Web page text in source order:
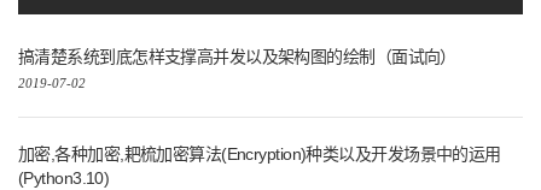
搞清楚系统到底怎样支撑高并发以及架构图的绘制（面试向）
2019-07-02
加密,各种加密,耙梳加密算法(Encryption)种类以及开发场景中的运用
(Python3.10)